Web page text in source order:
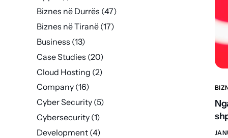
Biznes në Durrës (47)
Biznes në Tiranë (17)
Business (13)
Case Studies (20)
Cloud Hosting (2)
Company (16)
Cyber Security (5)
Cybersecurity (1)
Development (4)